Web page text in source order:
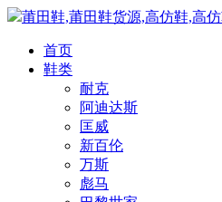
莆田鞋,莆田鞋货源,高仿鞋,高
首页
鞋类
耐克
阿迪达斯
匡威
新百伦
万斯
彪马